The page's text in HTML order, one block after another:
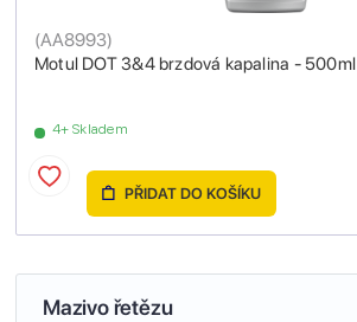
Motul DOT 3&4 brzdová kapalina - 500ml
(AA8993)
4+ Skladem
PŘIDAT DO KOŠÍKU
Mazivo řetězu